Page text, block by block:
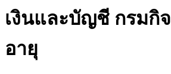
เงินและบัญชี กรมกิ
อายุ